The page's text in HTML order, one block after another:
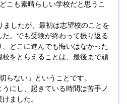
こも素晴らしい学校だと思うこ
したが、最初は志望校のことを
。でも受験が終わって振り返る
どこに進んでも悔いはなかった
をとらえることは、最後まで頑
らない」ということです。
にし、起きている時間は苦手ノ
ました。